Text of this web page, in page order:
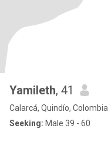
Yamileth, 41
Calarcá, Quindío, Colombia
Seeking: Male 39 - 60